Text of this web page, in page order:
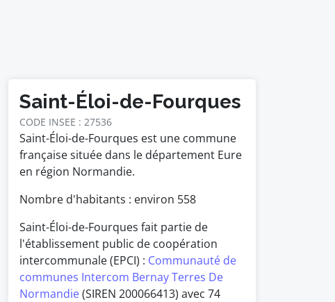
Saint-Éloi-de-Fourques
CODE INSEE : 27536
Saint-Éloi-de-Fourques est une commune
française située dans le département Eure
en région Normandie.
Nombre d'habitants : environ 558
Saint-Éloi-de-Fourques fait partie de
l'établissement public de coopération
intercommunale (EPCI) : Communauté de
communes Intercom Bernay Terres De
Normandie(SIREN 200066413) avec 74